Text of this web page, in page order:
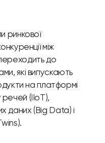
ринкової
між
до
які випускають
на платформі
речей (IIoT),
даних (Big Data) і